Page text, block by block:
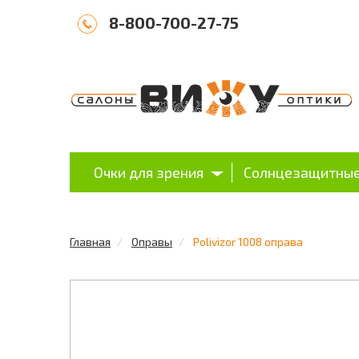
8-800-700-27-75
Очки для зрения
Главная Оправы Polivizor 1008 оправа